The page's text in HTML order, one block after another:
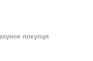
покупця